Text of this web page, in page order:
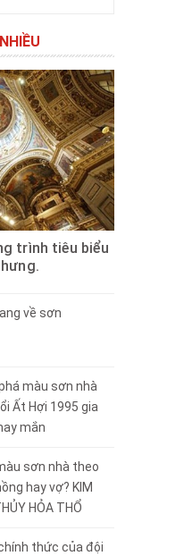
trình tiêu biểu
về sơn
màu sơn nhà
Ất Hợi 1995 gia
mắn
sơn nhà theo
hay vợ? KIM
HỎA THỔ
thức của đội